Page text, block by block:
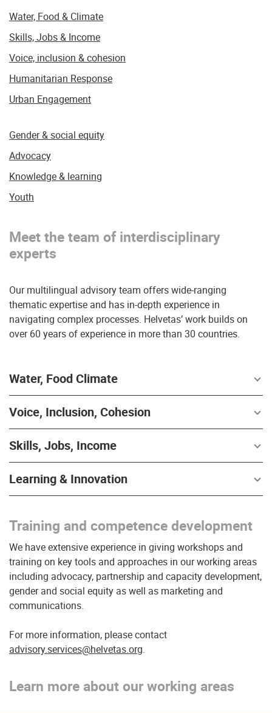
Water, Food & Climate
Skills, Jobs & Income
Voice, inclusion & cohesion
Humanitarian Response
Urban Engagement
Gender & social equity
Advocacy
Knowledge & learning
Youth
Meet the team of interdisciplinary
experts
Our multilingual advisory team offers wide-ranging
thematic expertise and has in-depth experience in
navigating complex processes. Helvetas’ work builds on
over 60 years of experience in more than 30 countries.
Water, Food Climate
Voice, Inclusion, Cohesion
Skills, Jobs, Income
Learning & Innovation
Training and competence development
We have extensive experience in giving workshops and
training on key tools and approaches in our working areas
including advocacy, partnership and capacity development,
gender and social equity as well as marketing and
communications.
For more information, please contact
advisory.services@helvetas.org.
Learn more about our working areas